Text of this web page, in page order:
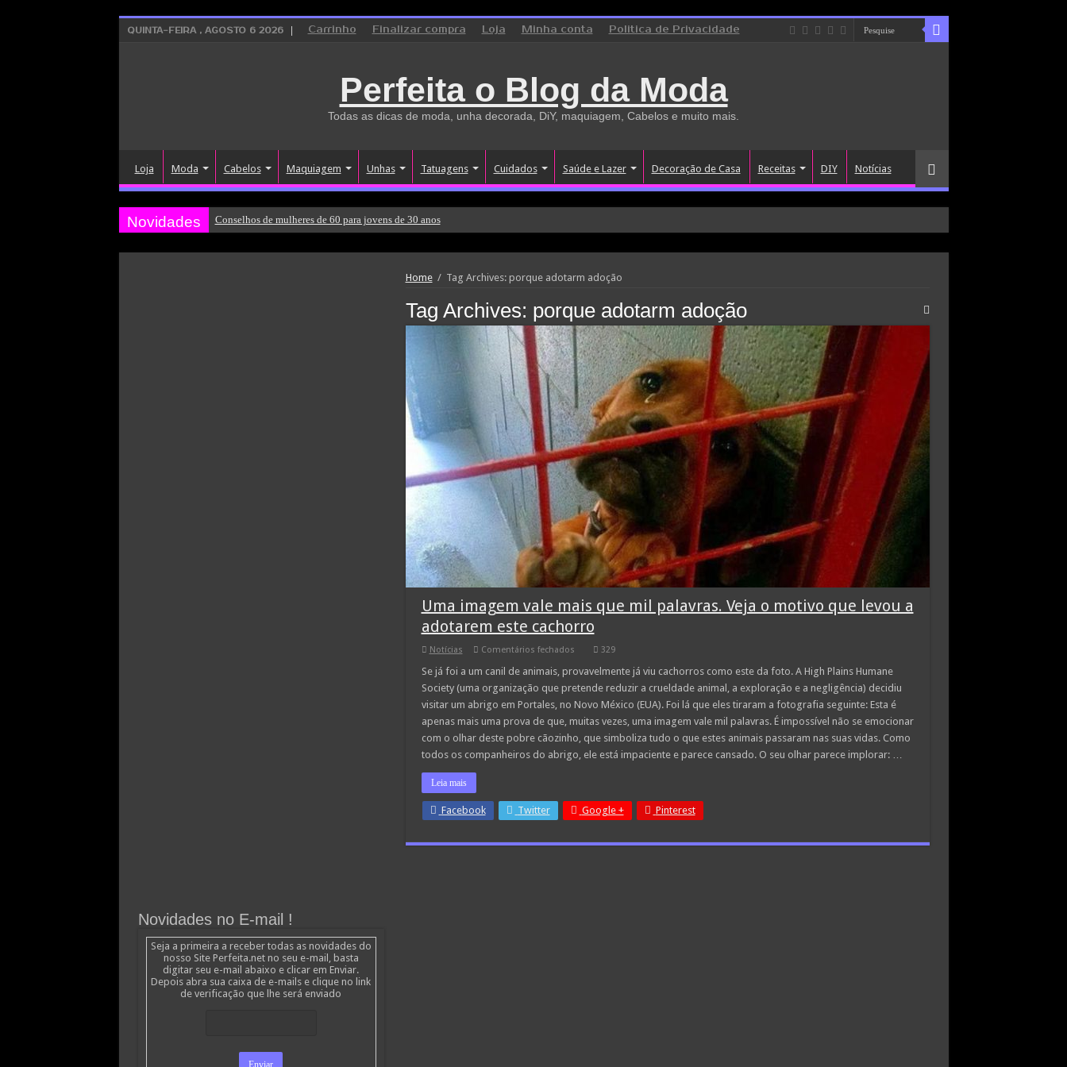
QUINTA-FEIRA , AGOSTO 6 2026 Carrinho Finalizar compra Loja Minha conta Politica de Privacidade
Perfeita o Blog da Moda
Todas as dicas de moda, unha decorada, DiY, maquiagem, Cabelos e muito mais.
Loja Moda Cabelos Maquiagem Unhas Tatuagens Cuidados Saúde e Lazer Decoração de Casa Receitas DIY Notícias
Novidades Conselhos de mulheres de 60 para jovens de 30 anos
Home / Tag Archives: porque adotarm adoção
Tag Archives: porque adotarm adoção
Uma imagem vale mais que mil palavras. Veja o motivo que levou a
adotarem este cachorro
Notícias Comentários fechadosem
imagem
mais
que
mil
palavras.
o
motivo
que
este
cachorro
329
Se já foi a um canil de animais, provavelmente já viu cachorros como este da foto. A High Plains Humane
Society (uma organização que pretende reduzir a crueldade animal, a exploração e a negligência) decidiu
visitar um abrigo em Portales, no Novo México (EUA). Foi lá que eles tiraram a fotografia seguinte: Esta é
apenas mais uma prova de que, muitas vezes, uma imagem vale mil palavras. É impossível não se emocionar
com o olhar deste pobre cãozinho, que simboliza tudo o que estes animais passaram nas suas vidas. Como
todos os companheiros do abrigo, ele está impaciente e parece cansado. O seu olhar parece implorar: …
Leia mais
Facebook Twitter Google + Pinterest
Novidades no E-mail !
Seja a primeira a receber todas as novidades do
nosso Site Perfeita.net no seu e-mail, basta
digitar seu e-mail abaixo e clicar em Enviar.
Depois abra sua caixa de e-mails e clique no link
de verificação que lhe será enviado